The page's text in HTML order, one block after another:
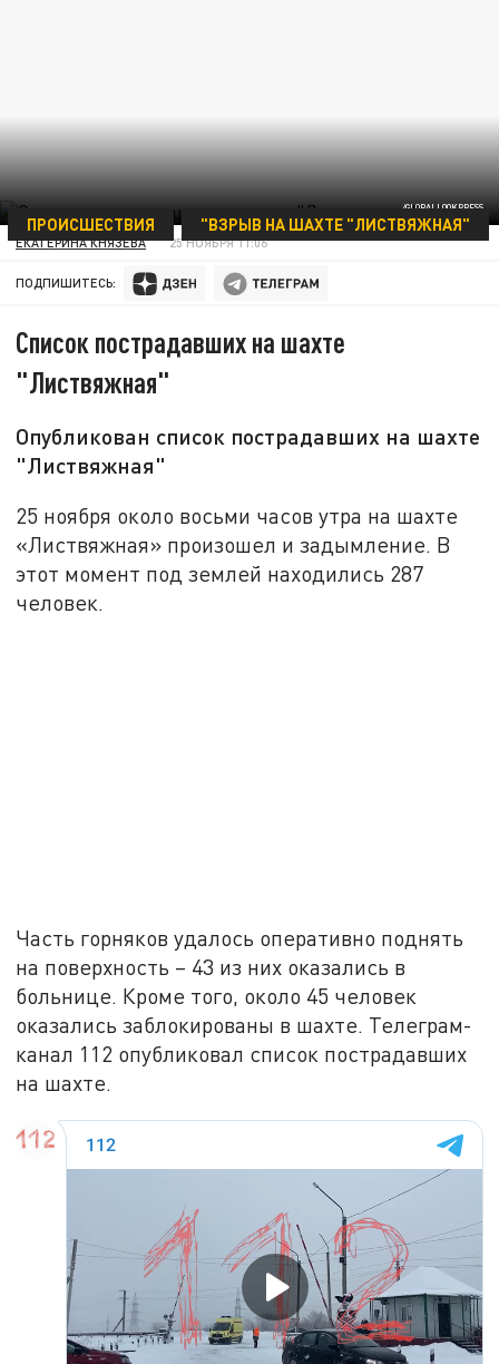
/GLOBALLOOKPRESS
ПРОИСШЕСТВИЯ "ВЗРЫВ НА ШАХТЕ "ЛИСТВЯЖНАЯ"
ЕКАТЕРИНА КНЯЗЕВА 25 НОЯБРЯ 11:06
ПОДПИШИТЕСЬ:
Список пострадавших на шахте
"Листвяжная"
Опубликован список пострадавших на шахте
"Листвяжная"
25 ноября около восьми часов утра на шахте
«Листвяжная» произошел и задымление. В
этот момент под землей находились 287
человек.
Часть горняков удалось оперативно поднять
на поверхность – 43 из них оказались в
больнице. Кроме того, около 45 человек
оказались заблокированы в шахте. Телеграм-
канал 112 опубликовал список пострадавших
на шахте.